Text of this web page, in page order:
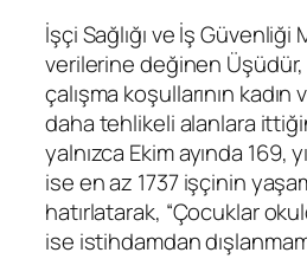
İşçi Sağlığı ve İş Güvenliği
verilerine değinen
çalışma koşullarının
daha tehlikeli alanlara
yalnızca Ekim ayında 169,
ise en az 1737 işçinin
hatırlatarak, “Çocuklar
ise istihdamdan